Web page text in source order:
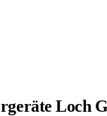
Loch